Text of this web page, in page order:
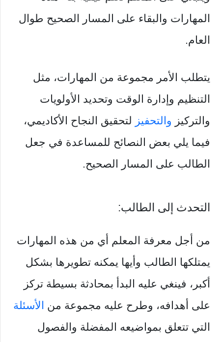
المهارات والبقاء على المسار الصحيح طوال
العام.
يتطلب الأمر مجموعة من المهارات، مثل
التنظيم وإدارة الوقت وتحديد الأولويات
والتركيز والتحفيز لتحقيق النجاح الأكاديمي،
فيما يلي بعض النصائح للمساعدة في جعل
الطالب على المسار الصحيح.
التحدث إلى الطالب:
من أجل معرفة المعلم أي من هذه المهارات
يمتلكها الطالب وأيها يمكنه تطويرها بشكل
أكبر، فينغي عليه البدأ بمحادثة بسيطة تركز
على أهدافه، وطرح عليه مجموعة من الأسئلة
التي تتعلق بمواضيعه المفضلة والفصول